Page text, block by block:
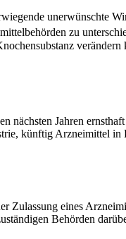
unerwünschte
zu
nächsten Jahren
künftig Arzneimittel in
eines
Behörden